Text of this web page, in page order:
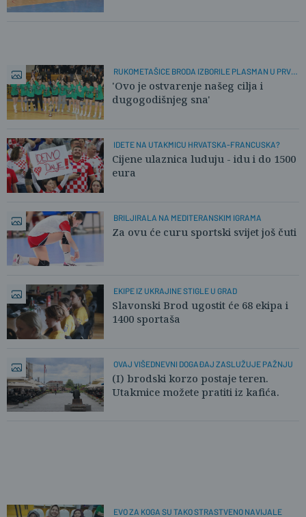
RUKOMETAŠICE BRODA IZBORILE PLASMAN U PRVU
LIGU
'Ovo je ostvarenje našeg cilja i
dugogodišnjeg sna'
IDETE NA UTAKMICU HRVATSKA-FRANCUSKA?
Cijene ulaznica luduju - idu i do 1500
eura
BRILJIRALA NA MEDITERANSKIM IGRAMA
Za ovu će curu sportski svijet još čuti
EKIPE IZ UKRAJINE STIGLE U GRAD
Slavonski Brod ugostit će 68 ekipa i
1400 sportaša
OVAJ VIŠEDNEVNI DOGAĐAJ ZASLUŽUJE PAŽNJU
(I) brodski korzo postaje teren.
Utakmice možete pratiti iz kafića.
EVO ZA KOGA SU TAKO STRASTVENO NAVIJALE